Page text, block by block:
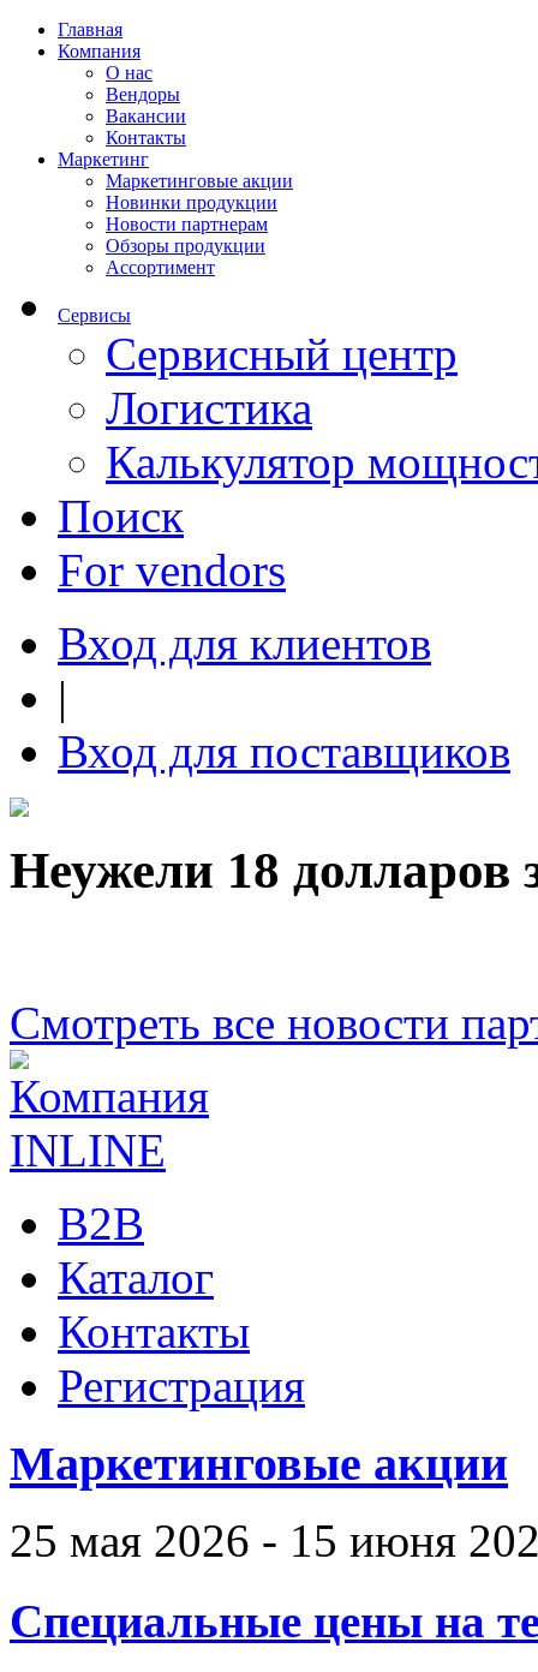
Главная
Компания
О нас
Вендоры
Вакансии
Контакты
Маркетинг
Маркетинговые акции
Новинки продукции
Новости партнерам
Обзоры продукции
Ассортимент
Сервисы
Сервисный центр
Логистика
Калькулятор
Поиск
For vendors
Вход для клиентов
|
Вход для поставщиков
Неужели 18 долларов
Смотреть все новости
B2B
Каталог
Контакты
Регистрация
Маркетинговые акции
25 мая 2026 - 15 июня
Специальные цены на